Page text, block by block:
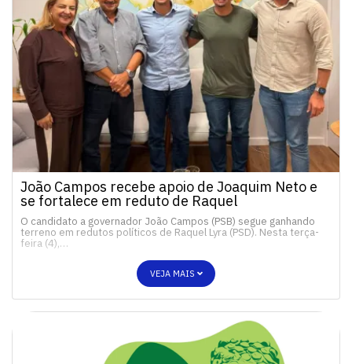
João Campos recebe apoio de Joaquim Neto e
se fortalece em reduto de Raquel
O candidato a governador João Campos (PSB) segue ganhando
terreno em redutos políticos de Raquel Lyra (PSD). Nesta terça-
feira (4),…
VEJA MAIS